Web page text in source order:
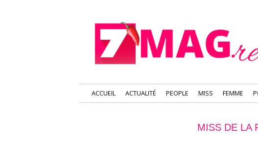
ACCUEIL ACTUALITÉ PEOPLE MISS FEMME
MISS DE LA